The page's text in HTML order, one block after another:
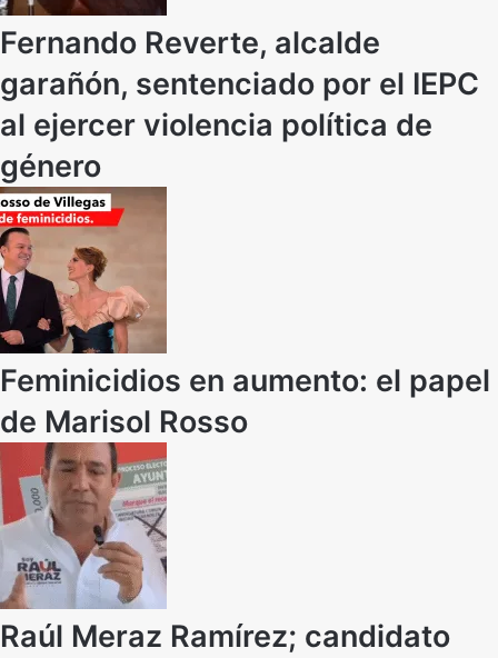
Fernando Reverte, alcalde
garañón, sentenciado por el IEPC
al ejercer violencia política de
género
Feminicidios en aumento: el papel
de Marisol Rosso
Raúl Meraz Ramírez; candidato